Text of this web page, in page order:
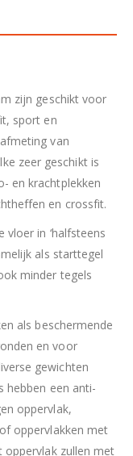
zijn geschikt voor
sport en
van
zeer geschikt is
en krachtplekken
en crossfit.
in ‘halfsteens
als starttegel
minder tegels
als beschermende
en voor
gewichten
hebben een anti-
oppervlak,
oppervlakken met
oppervlak zullen met